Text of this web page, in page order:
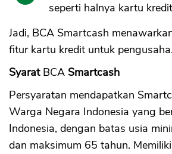
seperti halnya kartu
Jadi, BCA Smartcash
fitur kartu kredit untuk
Syarat BCA Smartcash
Persyaratan mendapatkan
Warga Negara Indonesia yang
Indonesia, dengan batas usia
dan maksimum 65 tahun.